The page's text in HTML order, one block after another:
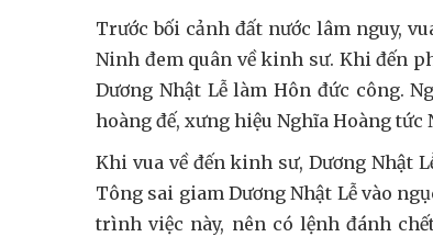
Trước bối cảnh đất nước lâm nguy,
Ninh đem quân về kinh sư. Khi đến
Dương Nhật Lễ làm Hôn đức công.
hoàng đế, xưng hiệu Nghĩa Hoàng
Khi vua về đến kinh sư, Dương Nhật
Tông sai giam Dương Nhật Lễ vào
trình việc này, nên có lệnh đánh